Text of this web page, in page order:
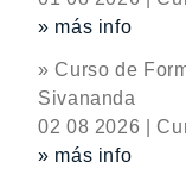
» más info
» Curso de
Sivananda
02 08 2026 |
» más info